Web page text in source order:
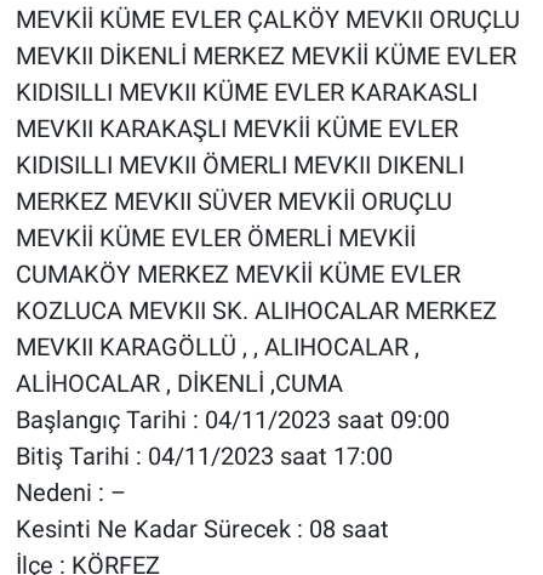
MEVKİİ KÜME EVLER ÇALKÖY MEVKII ORUÇLU
MEVKII DİKENLİ MERKEZ MEVKİİ KÜME EVLER
KIDISILLI MEVKII KÜME EVLER KARAKASLI
MEVKII KARAKAŞLI MEVKİİ KÜME EVLER
KIDISILLI MEVKII ÖMERLI MEVKII DIKENLI
MERKEZ MEVKII SÜVER MEVKİİ ORUÇLU
MEVKİİ KÜME EVLER ÖMERLİ MEVKİİ
CUMAKÖY MERKEZ MEVKİİ KÜME EVLER
KOZLUCA MEVKII SK. ALIHOCALAR MERKEZ
MEVKII KARAGÖLLÜ , , ALIHOCALAR ,
ALİHOCALAR , DİKENLİ ,CUMA
Başlangıç Tarihi : 04/11/2023 saat 09:00
Bitiş Tarihi : 04/11/2023 saat 17:00
Nedeni : –
Kesinti Ne Kadar Sürecek : 08 saat
İlçe : KÖRFEZ